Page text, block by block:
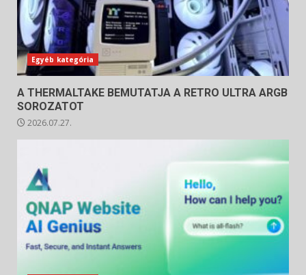
Egyéb kategória
A THERMALTAKE BEMUTATJA A RETRO ULTRA ARGB
SOROZATOT
2026.07.27.